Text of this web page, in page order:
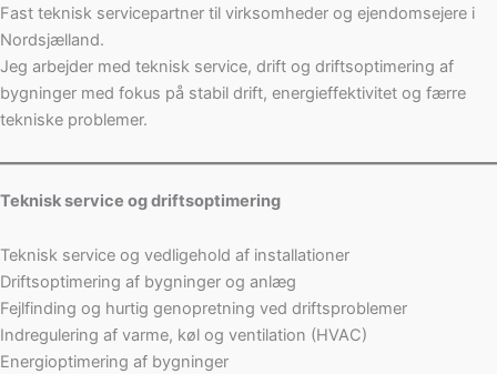
Fast teknisk servicepartner til virksomheder og ejendomsejere i
Nordsjælland.
Jeg arbejder med teknisk service, drift og driftsoptimering af
bygninger med fokus på stabil drift, energieffektivitet og færre
tekniske problemer.
Teknisk service og driftsoptimering
Teknisk service og vedligehold af installationer
Driftsoptimering af bygninger og anlæg
Fejlfinding og hurtig genopretning ved driftsproblemer
Indregulering af varme, køl og ventilation (HVAC)
Energioptimering af bygninger